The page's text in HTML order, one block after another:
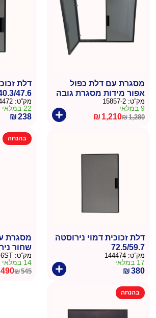
מסגרת עם דלת כפול
אפור מידות מסגרת גובה
73.2 רוחב 120.5
מק”ט: 15857-2
9 במלאי
₪1,280
המחיר
₪ 1,210
המחיר
דלת
40.3/47.6
מק”ט:
22 במלאי
₪238
דלת זכוכית דמוי נירוסטה
72.5/59.7
מק”ט: 144474
17 במלאי
₪380
בהנחה
מסגרת
שחור
41.1
מק”ט: 6ST
14 במלאי
₪545
המחיר
490
המחיר
בהנחה